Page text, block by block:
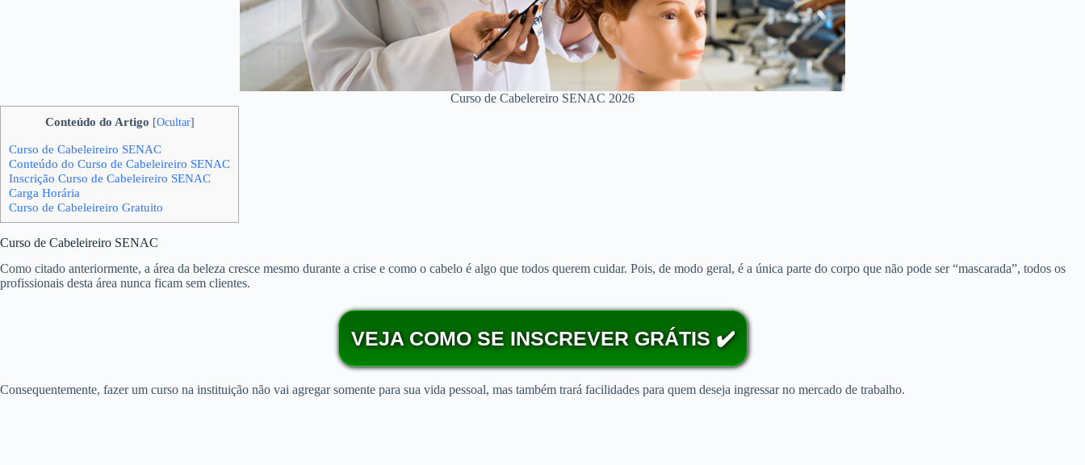
Curso de Cabelereiro SENAC 2026
Conteúdo do Artigo [Ocultar]
Curso de Cabeleireiro SENAC
Conteúdo do Curso de Cabeleireiro SENAC
Inscrição Curso de Cabeleireiro SENAC
Carga Horária
Curso de Cabeleireiro Gratuito
Curso de Cabeleireiro SENAC
Como citado anteriormente, a área da beleza cresce mesmo durante a crise e como o cabelo é algo que todos querem cuidar. Pois, de modo geral, é a única parte do corpo que não pode ser “mascarada”, todos os
profissionais desta área nunca ficam sem clientes.
VEJA COMO SE INSCREVER GRÁTIS ✔️
Consequentemente, fazer um curso na instituição não vai agregar somente para sua vida pessoal, mas também trará facilidades para quem deseja ingressar no mercado de trabalho.